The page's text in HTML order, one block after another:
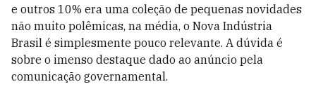
e outros 10% era uma coleção de pequenas novidades
não muito polêmicas, na média, o Nova Indústria
Brasil é simplesmente pouco relevante. A dúvida é
sobre o imenso destaque dado ao anúncio pela
comunicação governamental.